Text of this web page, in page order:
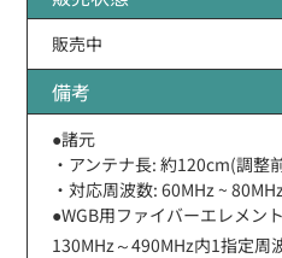
販売中
備考
●諸元
・アンテナ長: 約120cm(調整
・対応周波数: 60MHz ~
●WGB用ファイバーエレメン
130MHz～490MHz内1指定周